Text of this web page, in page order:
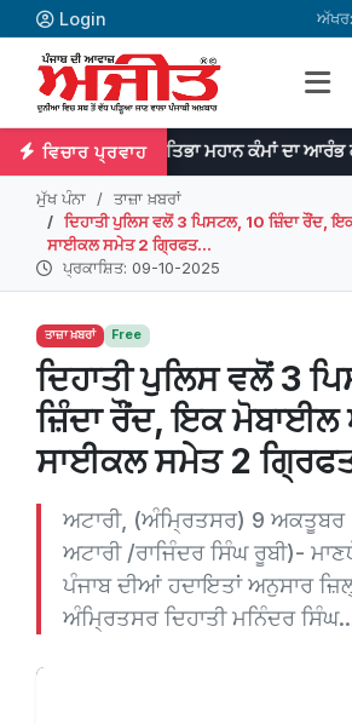
Login ਅੱਖਰ:
ਵਿਚਾਰ ਪ੍ਰਵਾਹ
ਪ੍ਰਤਿਭਾ ਮਹਾਨ ਕੰਮਾਂ ਦਾ ਆਰੰਭ ਕਰਦੀ ਹੈ ਤੇ
ਮੁੱਖ ਪੰਨਾ
ਤਾਜ਼ਾ ਖ਼ਬਰਾਂ
ਦਿਹਾਤੀ ਪੁਲਿਸ ਵਲੋਂ 3 ਪਿਸਟਲ, 10 ਜ਼ਿੰਦਾ ਰੌਂਦ,
ਸਾਈਕਲ ਸਮੇਤ 2 ਗ੍ਰਿਫਤ...
ਪ੍ਰਕਾਸ਼ਿਤ: 09-10-2025
ਤਾਜ਼ਾ ਖ਼ਬਰਾਂ Free
ਦਿਹਾਤੀ ਪੁਲਿਸ ਵਲੋਂ 3
ਜ਼ਿੰਦਾ ਰੌਂਦ, ਇਕ
ਸਾਈਕਲ ਸਮੇਤ 2
ਅਟਾਰੀ, (ਅੰਮ੍ਰਿਤਸਰ) 9 ਅਕਤੂਬਰ
ਅਟਾਰੀ /ਰਾਜਿੰਦਰ ਸਿੰਘ ਰੂਬੀ)-
ਪੰਜਾਬ ਦੀਆਂ ਹਦਾਇਤਾਂ ਅਨੁਸਾਰ
ਅੰਮ੍ਰਿਤਸਰ ਦਿਹਾਤੀ ਮਨਿੰਦਰ